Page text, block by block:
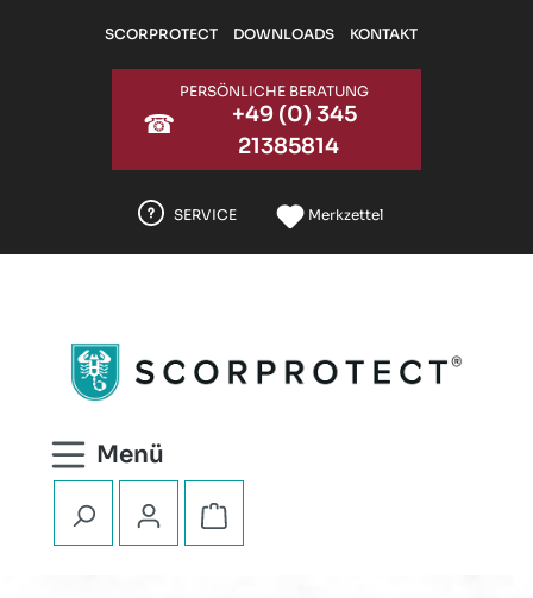
Zum Hauptinhalt springen
SCORPROTECT DOWNLOADS KONTAKT
☎
PERSÖNLICHE BERATUNG
+49 (0) 345
21385814
SERVICE Merkzettel
Warenkorb enthält 0